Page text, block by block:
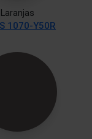
Laranjas
1070-Y50R